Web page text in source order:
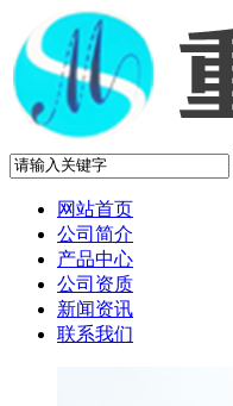
网站首页
公司简介
产品中心
公司资质
新闻资讯
联系我们